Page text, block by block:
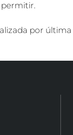
permitir.
por última